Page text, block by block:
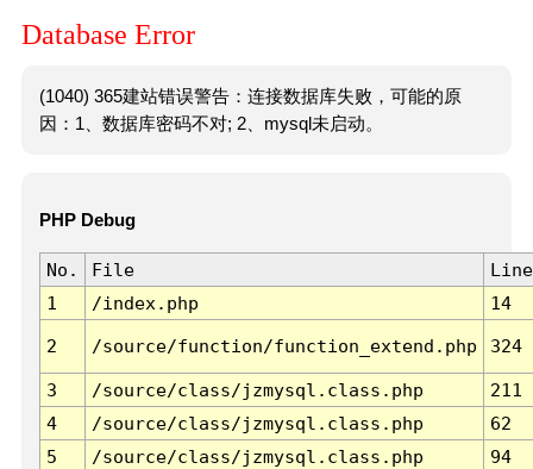
Database Error
(1040) 365建站错误警告：连接数据库失败，可能的原
因：1、数据库密码不对; 2、mysql未启动。
PHP Debug
No. File
Line
1
/index.php 14
2 /source/function/function_extend.php 324
3 /source/class/jzmysql.class.php
211
4
/source/class/jzmysql.class.php
62
5
/source/class/jzmysql.class.php
94